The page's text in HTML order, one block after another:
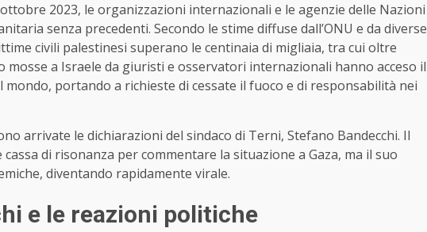
2023, le organizzazioni internazionali e le agenzie delle Nazioni
senza precedenti. Secondo le stime diffuse dall’ONU e da diverse
civili palestinesi superano le centinaia di migliaia, tra cui oltre
mosse a Israele da giuristi e osservatori internazionali hanno acceso il
portando a richieste di cessate il fuoco e di responsabilità nei
arrivate le dichiarazioni del sindaco di Terni, Stefano Bandecchi. Il
di risonanza per commentare la situazione a Gaza, ma il suo
diventando rapidamente virale.
e le reazioni politiche